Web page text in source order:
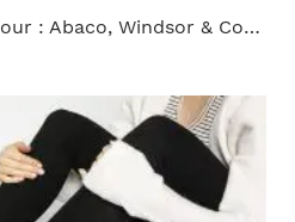
: Abaco, Windsor & Co…